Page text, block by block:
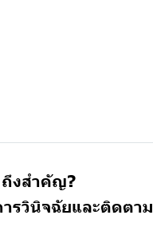
ถึงสำคัญ?
รวินิจฉัยและติดต